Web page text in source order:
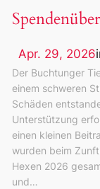
Apr. 29, 2026
Der Buchtunger
einem schweren
Schäden
Unterstützung
einen kleinen
wurden beim
Hexen 2026
und…